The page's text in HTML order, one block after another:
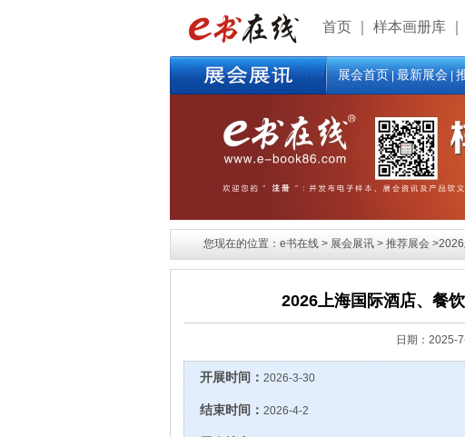
首页 样本画册库
展会首页|最新展会|
您现在的位置：e书在线 > 展会展讯 > 推荐展会 >2026
2026上海国际酒店、餐
日期： 2025-
开展时间： 2026-3-30
结束时间： 2026-4-2